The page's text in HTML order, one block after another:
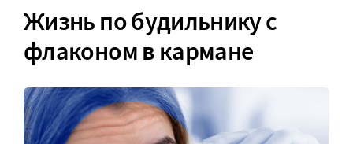
Жизнь по будильнику с
флаконом в кармане